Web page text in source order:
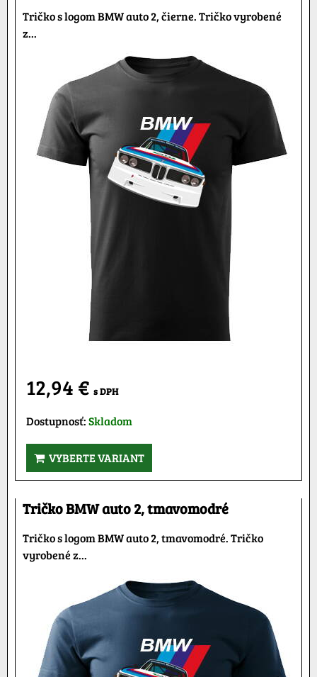
Tričko s logom BMW auto 2, čierne. Tričko vyrobené
z...
12,94 € s DPH
Dostupnosť:Skladom
VYBERTE VARIANT
Tričko BMW auto 2, tmavomodré
Tričko s logom BMW auto 2, tmavomodré. Tričko
vyrobené z...